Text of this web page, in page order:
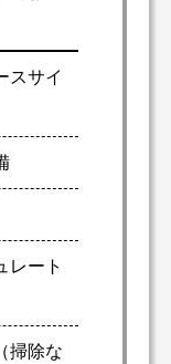
スサイ
レート
掃除な